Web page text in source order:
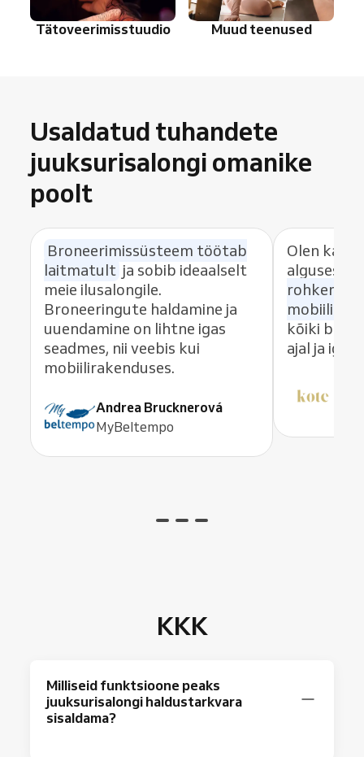
Tätoveerimisstuudio Muud teenused
Usaldatud tuhandete
juuksurisalongi omanike
poolt
Broneerimissüsteem töötab
laitmatult ja sobib ideaalselt
meie ilusalongile.
Broneeringute haldamine ja
uuendamine on lihtne igas
seadmes, nii veebis kui
mobiilirakenduses.
Andrea Brucknerová
MyBeltempo
Olen
algusest
rohkem
kõiki
ajal ja igal
KKK
Milliseid funktsioone peaks
juuksurisalongi haldustarkvara
sisaldama?